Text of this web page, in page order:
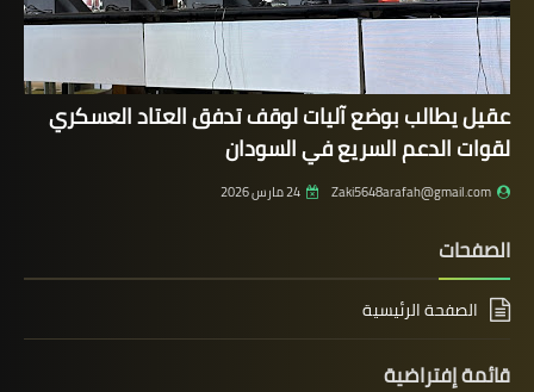
عقيل يطالب بوضع آليات لوقف تدفق العتاد العسكري
لقوات الدعم السريع في السودان
Zaki5648arafah@gmail.com 24 مارس 2026
الصفحات
الصفحة الرئيسية
قائمة إفتراضية